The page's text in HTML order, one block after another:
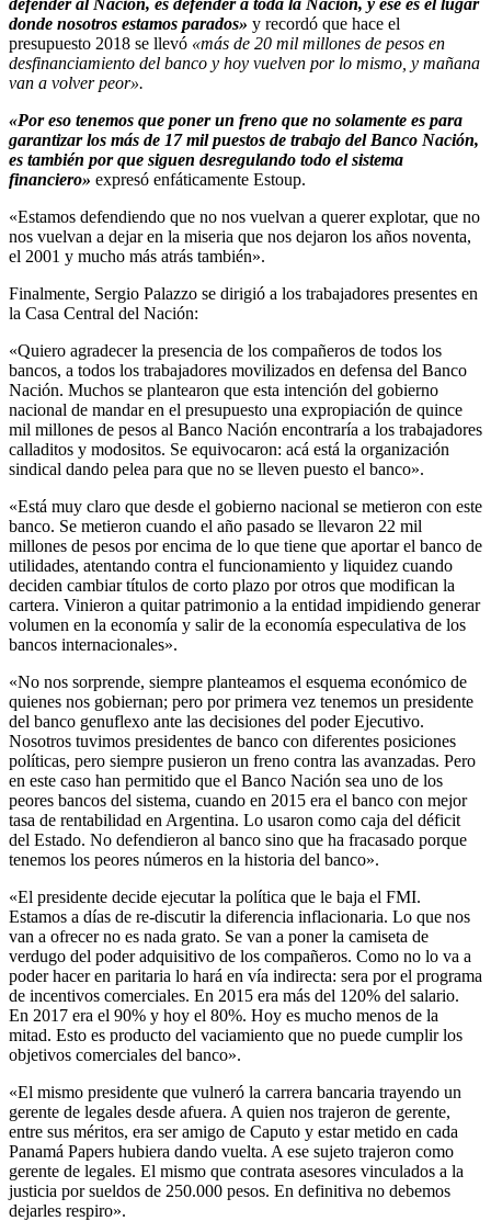
donde nosotros estamos parados» y recordó que hace el
presupuesto 2018 se llevó «más de 20 mil millones de pesos en
desfinanciamiento del banco y hoy vuelven por lo mismo, y mañana
van a volver peor».
«Por eso tenemos que poner un freno que no solamente es para
garantizar los más de 17 mil puestos de trabajo del Banco Nación,
es también por que siguen desregulando todo el sistema
financiero» expresó enfáticamente Estoup.
«Estamos defendiendo que no nos vuelvan a querer explotar, que no
nos vuelvan a dejar en la miseria que nos dejaron los años noventa,
el 2001 y mucho más atrás también».
Finalmente, Sergio Palazzo se dirigió a los trabajadores presentes en
la Casa Central del Nación:
«Quiero agradecer la presencia de los compañeros de todos los
bancos, a todos los trabajadores movilizados en defensa del Banco
Nación. Muchos se plantearon que esta intención del gobierno
nacional de mandar en el presupuesto una expropiación de quince
mil millones de pesos al Banco Nación encontraría a los trabajadores
calladitos y modositos. Se equivocaron: acá está la organización
sindical dando pelea para que no se lleven puesto el banco».
«Está muy claro que desde el gobierno nacional se metieron con este
banco. Se metieron cuando el año pasado se llevaron 22 mil
millones de pesos por encima de lo que tiene que aportar el banco de
utilidades, atentando contra el funcionamiento y liquidez cuando
deciden cambiar títulos de corto plazo por otros que modifican la
cartera. Vinieron a quitar patrimonio a la entidad impidiendo generar
volumen en la economía y salir de la economía especulativa de los
bancos internacionales».
«No nos sorprende, siempre planteamos el esquema económico de
quienes nos gobiernan; pero por primera vez tenemos un presidente
del banco genuflexo ante las decisiones del poder Ejecutivo.
Nosotros tuvimos presidentes de banco con diferentes posiciones
políticas, pero siempre pusieron un freno contra las avanzadas. Pero
en este caso han permitido que el Banco Nación sea uno de los
peores bancos del sistema, cuando en 2015 era el banco con mejor
tasa de rentabilidad en Argentina. Lo usaron como caja del déficit
del Estado. No defendieron al banco sino que ha fracasado porque
tenemos los peores números en la historia del banco».
«El presidente decide ejecutar la política que le baja el FMI.
Estamos a días de re-discutir la diferencia inflacionaria. Lo que nos
van a ofrecer no es nada grato. Se van a poner la camiseta de
verdugo del poder adquisitivo de los compañeros. Como no lo va a
poder hacer en paritaria lo hará en vía indirecta: sera por el programa
de incentivos comerciales. En 2015 era más del 120% del salario.
En 2017 era el 90% y hoy el 80%. Hoy es mucho menos de la
mitad. Esto es producto del vaciamiento que no puede cumplir los
objetivos comerciales del banco».
«El mismo presidente que vulneró la carrera bancaria trayendo un
gerente de legales desde afuera. A quien nos trajeron de gerente,
entre sus méritos, era ser amigo de Caputo y estar metido en cada
Panamá Papers hubiera dando vuelta. A ese sujeto trajeron como
gerente de legales. El mismo que contrata asesores vinculados a la
justicia por sueldos de 250.000 pesos. En definitiva no debemos
dejarles respiro».